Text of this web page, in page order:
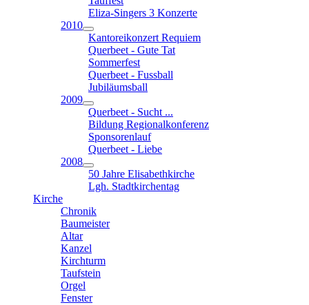
Eliza-Singers 3 Konzerte
2010
Kantoreikonzert Requiem
Querbeet - Gute Tat
Sommerfest
Querbeet - Fussball
Jubiläumsball
2009
Querbeet - Sucht ...
Bildung Regionalkonferenz
Sponsorenlauf
Querbeet - Liebe
2008
50 Jahre Elisabethkirche
Lgh. Stadtkirchentag
Kirche
Chronik
Baumeister
Altar
Kanzel
Kirchturm
Taufstein
Orgel
Fenster